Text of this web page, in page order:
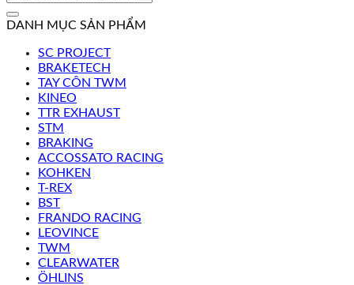
DANH MỤC SẢN PHẨM
SC PROJECT
BRAKETECH
TAY CÔN TWM
KINEO
TTR EXHAUST
STM
BRAKING
ACCOSSATO RACING
KOHKEN
T-REX
BST
FRANDO RACING
LEOVINCE
TWM
CLEARWATER
ÖHLINS